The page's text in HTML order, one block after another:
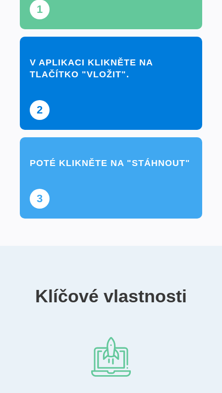
1
2
V APLIKACI KLIKNĚTE NA
TLAČÍTKO "VLOŽIT".
3
POTÉ KLIKNĚTE NA "STÁHNOUT"
Klíčové vlastnosti